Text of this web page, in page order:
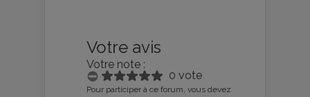
Votre avis
Votre note :
0 vote
Pour participer à ce forum, vous devez